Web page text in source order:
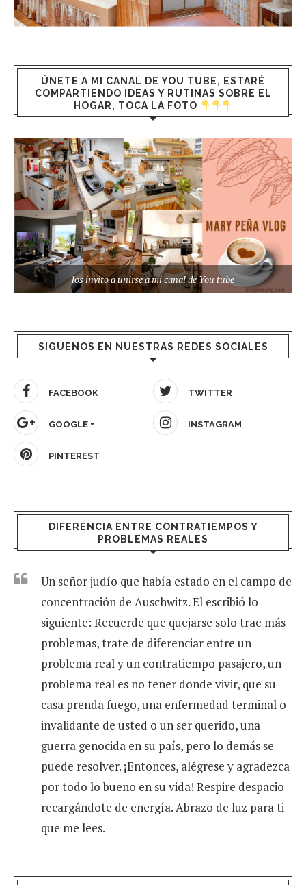
ÚNETE A MI CANAL DE YOU TUBE, ESTARÉ
COMPARTIENDO IDEAS Y RUTINAS SOBRE EL
HOGAR, TOCA LA FOTO
los invito a unirse a mi canal de You tube
SIGUENOS EN NUESTRAS REDES SOCIALES
FACEBOOK TWITTER
GOOGLE + INSTAGRAM
PINTEREST
DIFERENCIA ENTRE CONTRATIEMPOS Y
PROBLEMAS REALES
Un señor judío que había estado en el campo de
concentración de Auschwitz. El escribió lo
siguiente: Recuerde que quejarse solo trae más
problemas, trate de diferenciar entre un
problema real y un contratiempo pasajero, un
problema real es no tener donde vivir, que su
casa prenda fuego, una enfermedad terminal o
invalidante de usted o un ser querido, una
guerra genocida en su país, pero lo demás se
puede resolver. ¡Entonces, alégrese y agradezca
por todo lo bueno en su vida! Respire despacio
recargándote de energía. Abrazo de luz para ti
que me lees.